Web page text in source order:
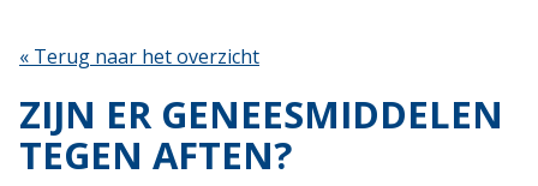
« Terug naar het overzicht
ZIJN ER GENEESMIDDELEN
TEGEN AFTEN?